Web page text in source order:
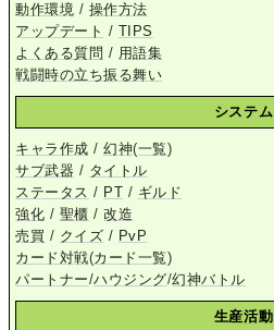
動作環境 / 操作方法
アップデート / TIPS
よくある質問 / 用語集
戦闘時の立ち振る舞い
システム
キャラ作成 /幻神(一覧)
サブ武器 / タイトル
ステータス / PT / ギルド
強化 / 聖櫃 /改造
売買 / クイズ / PvP
カード対戦(カード一覧)
パートナー/ハウジング/幻神バトル
生産活動